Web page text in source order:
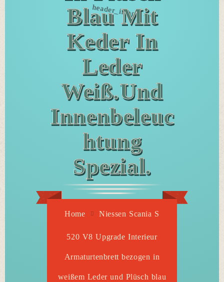
Blau Mit
Keder In
Leder
Weiß.und
Innenbeleuc
Htung
Spezial.
Home Niessen Scania S
520 V8 Upgrade Interieur
Armaturtenbrett bezogen in
weißem Leder und Plüsch blau